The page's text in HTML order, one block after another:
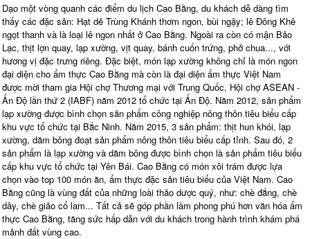
Dạo một vòng quanh các điểm du lịch Cao Bằng, du khách dễ dàng tìm
thấy các đặc sản: Hạt dẻ Trùng Khánh thơm ngon, bùi ngậy; lê Đông Khê
ngọt thanh và là loại lê ngon nhất ở Cao Bằng. Ngoài ra còn có mận Bảo
Lạc, thịt lợn quay, lạp xường, vịt quay, bánh cuốn trứng, phở chua..., với
hương vị đặc trưng riêng. Đặc biệt, món lạp xường không chỉ là món ngon
đại diện cho ẩm thực Cao Bằng mà còn là đại diện ẩm thực Việt Nam
được mời tham gia Hội chợ Thương mại với Trung Quốc, Hội chợ ASEAN -
Ấn Độ lần thứ 2 (IABF) năm 2012 tổ chức tại Ấn Độ. Năm 2012, sản phẩm
lạp xường được bình chọn sản phẩm công nghiệp nông thôn tiêu biểu cấp
khu vực tổ chức tại Bắc Ninh. Năm 2015, 3 sản phẩm: thịt hun khói, lạp
xường, dăm bông đoạt sản phẩm nông thôn tiêu biểu cấp tỉnh. Sau đó, 2
sản phẩm là lạp xường và dăm bông được bình chọn là sản phẩm tiêu biểu
cấp khu vực tổ chức tại Yên Bái. Cao Bằng có món xôi trám được lựa
chọn vào top 100 món ăn, ẩm thực đặc sản tiêu biểu của Việt Nam. Cao
Bằng cũng là vùng đất của những loài thảo dược quý, như: chè đắng, chè
dây, chè giảo cổ lam... Tất cả sẽ góp phần làm phong phú hơn văn hóa ẩm
thực Cao Bằng, tăng sức hấp dẫn với du khách trong hành trình khám phá
mảnh đất vùng cao.